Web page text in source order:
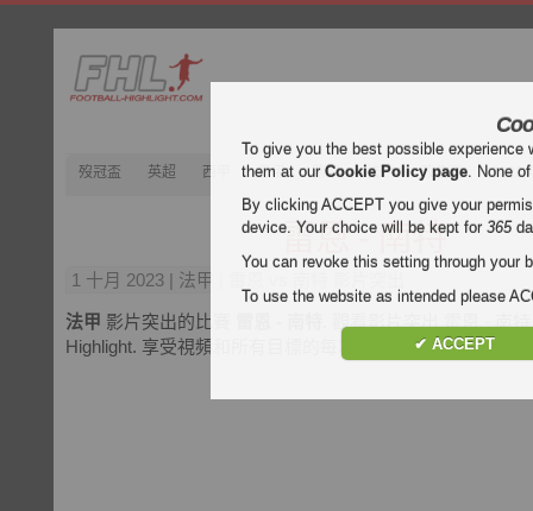
歿冠盃 英超 西甲 意甲 德甲 法甲 歿忔盃 2022
雷恩 - 南特
1 十月 2023 | 法甲 | 雷恩 vs 南特 影片突出
法甲 影片突出的比賽
. 觀看影片突出 雷恩 - 南
Highlight. 享受視頻和所有目標的每場比賽的 法甲 。.
To give you the best possible
them at ourCookie Policy page. None
By clicking ACCEPT you give your
device. Your choice will be kept for365
You can revoke this setting through your
To use the website as intended please
✔ ACCEPT